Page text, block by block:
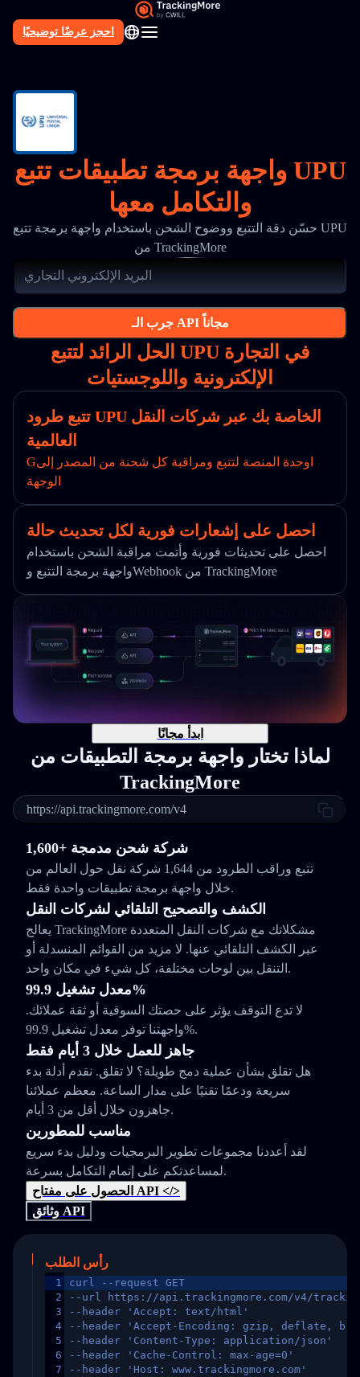
احجز عرضًا توضيحيًا
AR
واجهة برمجة تطبيقات تتبع UPU
والتكامل معها
حسّن دقة التتبع ووضوح الشحن باستخدام واجهة برمجة تتبع UPU
من TrackingMore
جرب الـ API مجاناً
الحل الرائد لتتبع UPU في التجارة
الإلكترونية واللوجستيات
تتبع طرود UPU الخاصة بك عبر شركات النقل
العالمية
Gاوحدة المنصة لتتبع ومراقبة كل شحنة من المصدر إلى
الوجهة
احصل على إشعارات فورية لكل تحديث حالة
احصل على تحديثات فورية وأتمت مراقبة الشحن باستخدام
واجهة برمجة التتبع وWebhook من TrackingMore
ابدأ مجانًا
لماذا تختار واجهة برمجة التطبيقات من
TrackingMore
https://api.trackingmore.com/v4
1,600+ شركة شحن مدمجة
تتبع وراقب الطرود من 1,644 شركة نقل حول العالم من
خلال واجهة برمجة تطبيقات واحدة فقط.
الكشف والتصحيح التلقائي لشركات النقل
يعالج TrackingMore مشكلاتك مع شركات النقل المتعددة
عبر الكشف التلقائي عنها. لا مزيد من القوائم المنسدلة أو
التنقل بين لوحات مختلفة، كل شيء في مكان واحد.
معدل تشغيل 99.9%
لا تدع التوقف يؤثر على حصتك السوقية أو ثقة عملائك.
واجهتنا توفر معدل تشغيل 99.9%.
جاهز للعمل خلال 3 أيام فقط
هل تقلق بشأن عملية دمج طويلة؟ لا تقلق. نقدم أدلة بدء
سريعة ودعمًا تقنيًا على مدار الساعة. معظم عملائنا
جاهزون خلال أقل من 3 أيام.
مناسب للمطورين
لقد أعددنا مجموعات تطوير البرمجيات ودليل بدء سريع
لمساعدتكم على إتمام التكامل بسرعة.
الحصول على مفتاح API </>
وثائق API
رأس الطلب
1
2
3
4
5
6
7
curl --request GET
--url https://api.trackingmore.com/v4/trackings/
--header 'Accept: text/html'
--header 'Accept-Encoding: gzip, deflate,
--header 'Content-Type: application/json'
--header 'Cache-Control: max-age=0'
--header 'Host: www.trackingmore.com'